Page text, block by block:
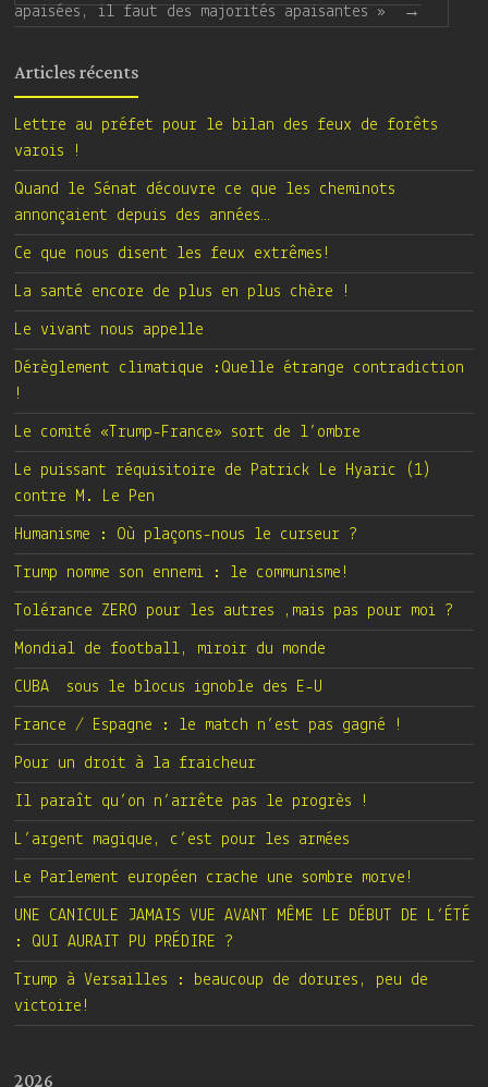
apaisées, il faut des majorités apaisantes »
→
Articles récents
Lettre au préfet pour le bilan des feux de forêts
varois !
Quand le Sénat découvre ce que les cheminots
annonçaient depuis des années…
Ce que nous disent les feux extrêmes!
La santé encore de plus en plus chère !
Le vivant nous appelle
Dérèglement climatique :Quelle étrange contradiction
!
Le comité «Trump-France» sort de l’ombre
Le puissant réquisitoire de Patrick Le Hyaric (1)
contre M. Le Pen
Humanisme : Où plaçons-nous le curseur ?
Trump nomme son ennemi : le communisme!
Tolérance ZERO pour les autres ,mais pas pour moi ?
Mondial de football, miroir du monde
CUBA sous le blocus ignoble des E-U
France / Espagne : le match n’est pas gagné !
Pour un droit à la fraicheur
Il paraît qu’on n’arrête pas le progrès !
L’argent magique, c’est pour les armées
Le Parlement européen crache une sombre morve!
UNE CANICULE JAMAIS VUE AVANT MÊME LE DÉBUT DE L’ÉTÉ
: QUI AURAIT PU PRÉDIRE ?
Trump à Versailles : beaucoup de dorures, peu de
victoire!